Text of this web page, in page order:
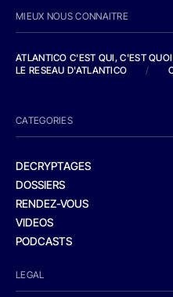
MIEUX NOUS CONNAITRE
ATLANTICO C'EST QUI, C'EST
LE RESEAU D'ATLANTICO
/
CATEGORIES
DECRYPTAGES
DOSSIERS
RENDEZ-VOUS
VIDEOS
PODCASTS
LEGAL